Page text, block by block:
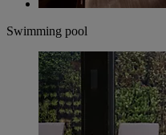
Swimming pool